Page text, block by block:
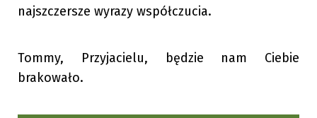
najszczersze wyrazy współczucia.
Tommy, Przyjacielu, będzie nam Ciebie
brakowało.